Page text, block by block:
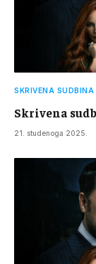
SKRIVENA SUDBINA
Skrivena
21. studenoga 2025.